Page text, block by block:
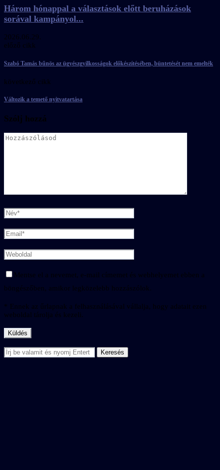
Három hónappal a választások előtt beruházások
sorával kampányol...
2026.06.29.
előző cikk
Szabó Tamás bűnös az ügyészgyilkosságok előkészítésében, büntetését nem emelték
következő cikk
Változik a temető nyitvatartása
Szólj hozzá
Mentse el a nevemet, e-mail címemet és webhelyemet ebben a
böngészőben, amikor legközelebb hozzászólok.
* Ennek az űrlapnak a felhasználásával vállalja, hogy adatait ezen
weboldal tárolja és kezeli.